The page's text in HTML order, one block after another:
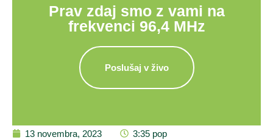
Prav zdaj smo z vami na
frekvenci 96,4 MHz
Poslušaj v živo
13 novembra, 2023
3:35 pop